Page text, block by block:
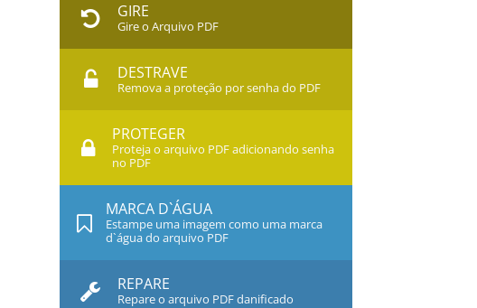
GIRE
Gire o Arquivo PDF
DESTRAVE
Remova a proteção por senha do PDF
PROTEGER
Proteja o arquivo PDF adicionando senha
no PDF
MARCA D`ÁGUA
Estampe uma imagem como uma marca
d`água do arquivo PDF
REPARE
Repare o arquivo PDF danificado